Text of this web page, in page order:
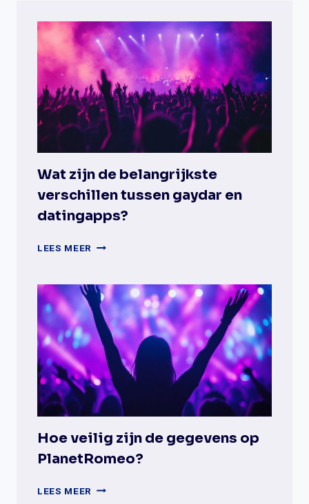
Wat zijn de belangrijkste
verschillen tussen gaydar en
datingapps?
LEES MEER WAT
BELANGRIJKSTE
VERSCHILLEN
TUSSEN
GAYDAR
EN
DATINGAPPS?
Hoe veilig zijn de gegevens op
PlanetRomeo?
LEES MEER HOE